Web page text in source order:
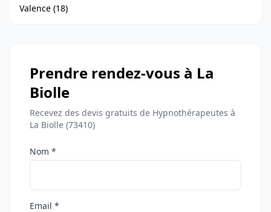
Valence (18)
Prendre rendez-vous à La
Biolle
Recevez des devis gratuits de Hypnothérapeutes à
La Biolle (73410)
Nom *
Email *